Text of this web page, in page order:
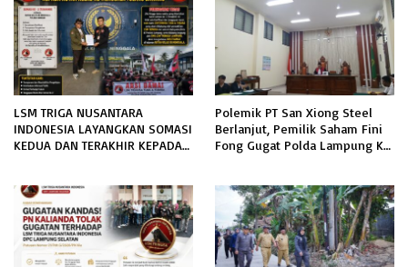
LSM TRIGA NUSANTARA
INDONESIA LAYANGKAN SOMASI
KEDUA DAN TERAKHIR KEPADA
INFORMASI PUBLIK
Polemik PT San Xiong Steel
Berlanjut, Pemilik Saham Fini
Fong Gugat Polda Lampung Ke